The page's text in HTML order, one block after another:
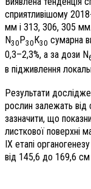
сприятливішому
мм і 313, 306, 305
N30Р30К30 сумарна
0,3–2,3%, а за дози N
в підживлення
Результати
рослин залежать від
зазначити, що
листкової поверхні
ІХ етапі
від 145,6 до 169,6